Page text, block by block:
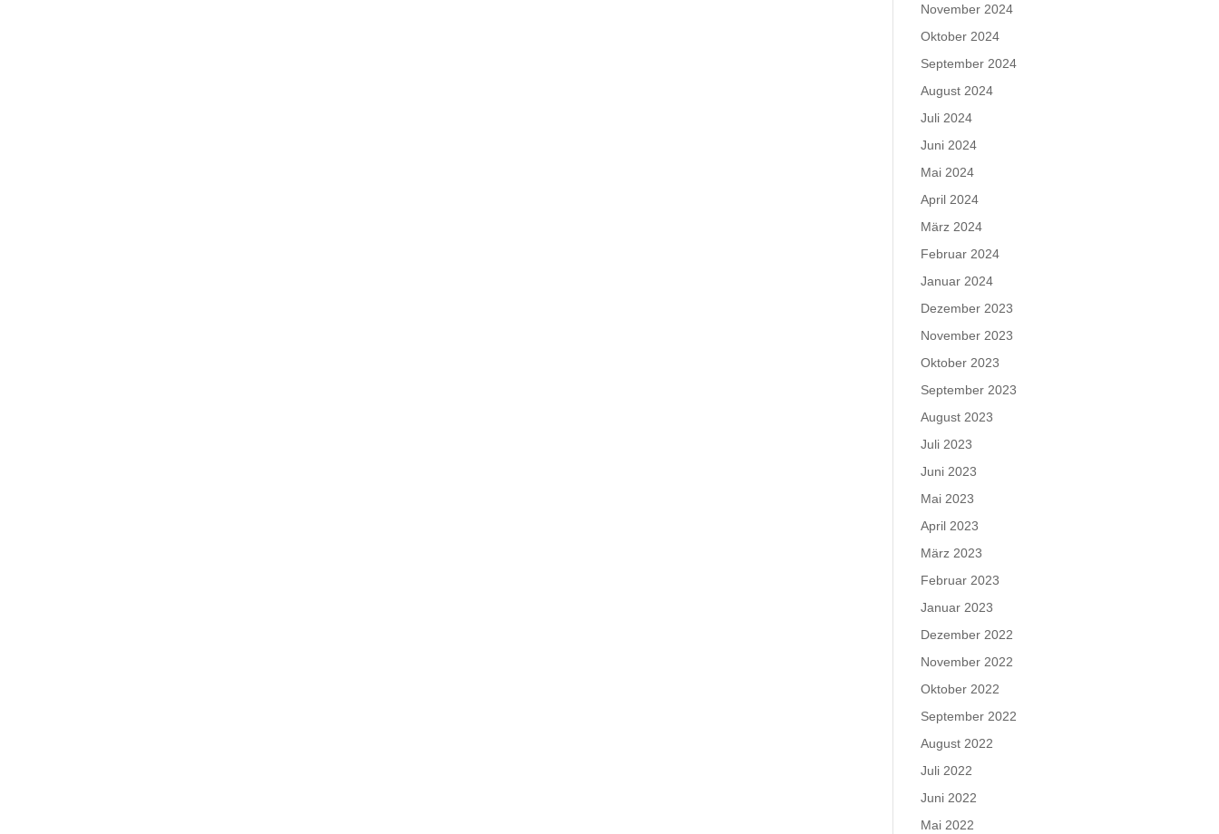
November 2024
Oktober 2024
September 2024
August 2024
Juli 2024
Juni 2024
Mai 2024
April 2024
März 2024
Februar 2024
Januar 2024
Dezember 2023
November 2023
Oktober 2023
September 2023
August 2023
Juli 2023
Juni 2023
Mai 2023
April 2023
März 2023
Februar 2023
Januar 2023
Dezember 2022
November 2022
Oktober 2022
September 2022
August 2022
Juli 2022
Juni 2022
Mai 2022